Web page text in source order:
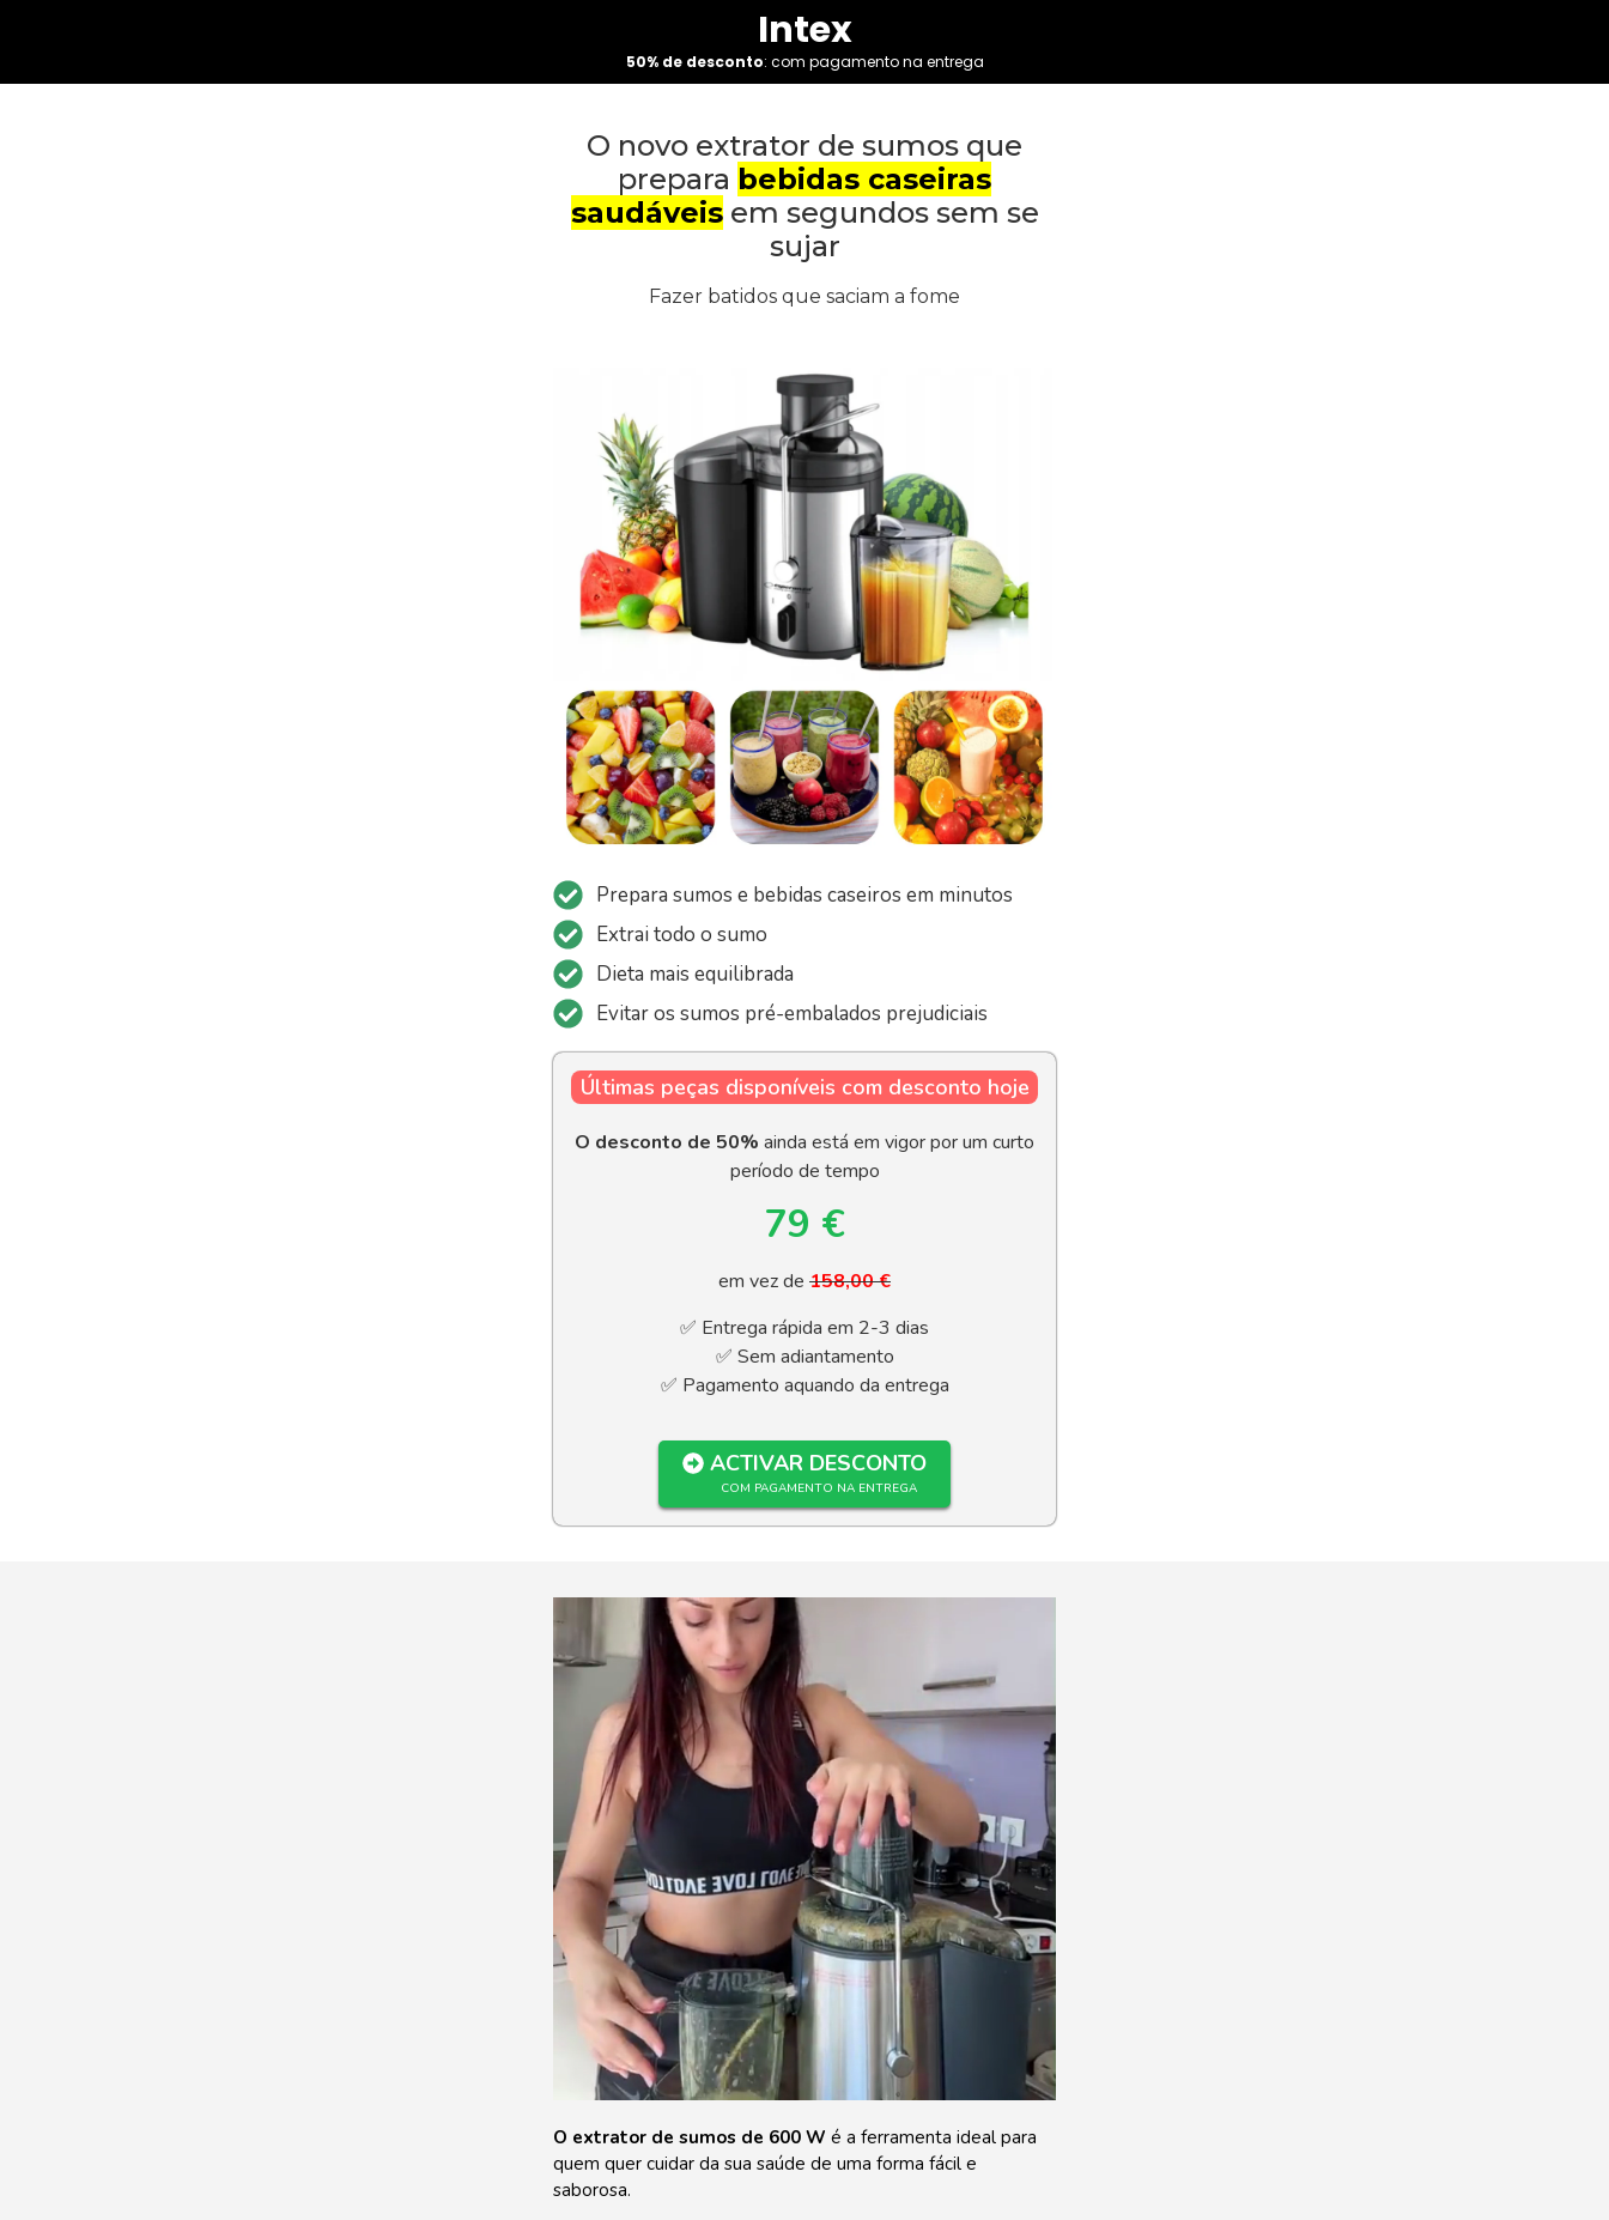
Intex
50% de desconto: com pagamento na entrega
O novo extrator de sumos que
prepara bebidas caseiras
saudáveisem segundos sem se
sujar
Fazer batidos que saciam a fome
Prepara sumos e bebidas caseiros em minutos
Extrai todo o sumo
Dieta mais equilibrada
Evitar os sumos pré-embalados prejudiciais
Últimas peças disponíveis com desconto hoje
O desconto de 50% ainda está em vigor por um curto
período de tempo
79 €
em vez de 158,00 €
✅ Entrega rápida em 2-3 dias
✅ Sem adiantamento
✅ Pagamento aquando da entrega
ACTIVAR DESCONTO
COM PAGAMENTO NA ENTREGA
O extrator de sumos de 600 W é a ferramenta ideal para
quem quer cuidar da sua saúde de uma forma fácil e
saborosa.